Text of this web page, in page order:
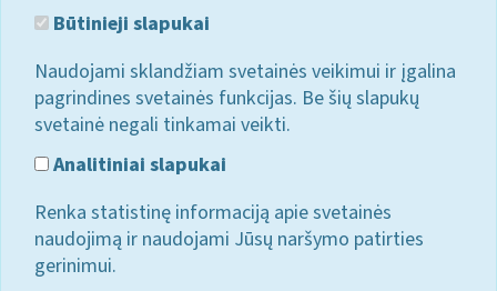
Būtinieji slapukai
Naudojami sklandžiam svetainės veikimui ir įgalina
pagrindines svetainės funkcijas. Be šių slapukų
svetainė negali tinkamai veikti.
Analitiniai slapukai
Renka statistinę informaciją apie svetainės
naudojimą ir naudojami Jūsų naršymo patirties
gerinimui.